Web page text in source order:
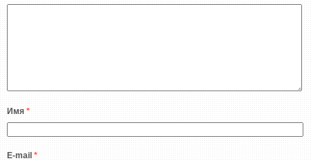
Имя *
E-mail *